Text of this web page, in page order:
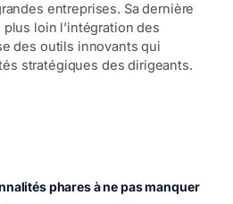
entreprises. Sa dernière
loin l’intégration des
des outils innovants qui
stratégiques des dirigeants.
phares à ne pas manquer